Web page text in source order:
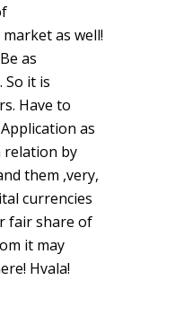
as well!
as
So it is
Have to
as
relation by
them ,very,
currencies
fair share of
it may
Hvala!